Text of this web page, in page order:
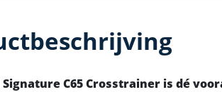
C65 Crosstrainer is dé